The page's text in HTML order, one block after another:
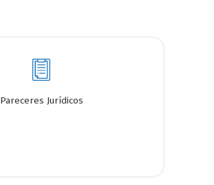
Pareceres Jurídicos